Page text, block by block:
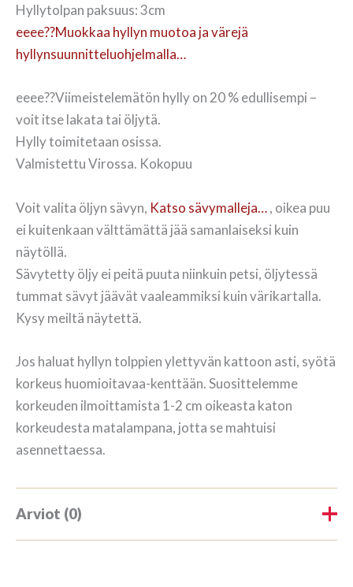
Hyllytolpan paksuus: 3cm
eeee??Muokkaa hyllyn muotoa ja värejä
hyllynsuunnitteluohjelmalla…
eeee??Viimeistelemätön hylly on 20 % edullisempi –
voit itse lakata tai öljytä.
Hylly toimitetaan osissa.
Valmistettu Virossa. Kokopuu
Voit valita öljyn sävyn, Katso sävymalleja…, oikea puu
ei kuitenkaan välttämättä jää samanlaiseksi kuin
näytöllä.
Sävytetty öljy ei peitä puuta niinkuin petsi, öljytessä
tummat sävyt jäävät vaaleammiksi kuin värikartalla.
Kysy meiltä näytettä.
Jos haluat hyllyn tolppien ylettyvän kattoon asti, syötä
korkeus huomioitavaa-kenttään. Suosittelemme
korkeuden ilmoittamista 1-2 cm oikeasta katon
korkeudesta matalampana, jotta se mahtuisi
asennettaessa.
Arviot (0)